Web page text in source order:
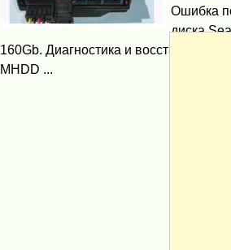
Ошибка
диска
160Gb. Диагностика и
MHDD ...